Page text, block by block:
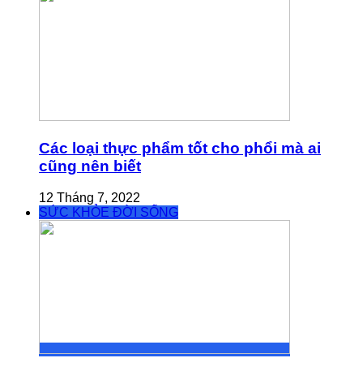
Các loại thực phẩm tốt cho phổi mà ai
cũng nên biết
12 Tháng 7, 2022
SỨC KHỎE ĐỜI SỐNG